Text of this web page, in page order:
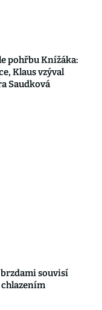
pohřbu Knížáka:
Klaus vzýval
Saudková
souvisí
chlazením